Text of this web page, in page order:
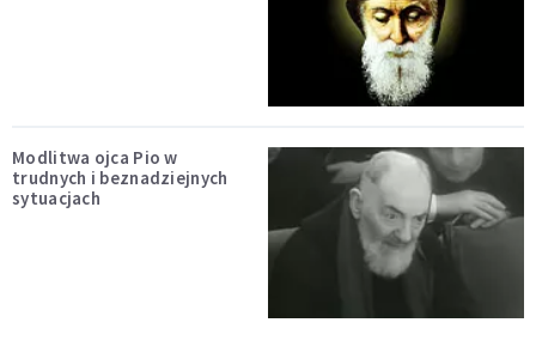
Modlitwa ojca Pio w
trudnych i beznadziejnych
sytuacjach